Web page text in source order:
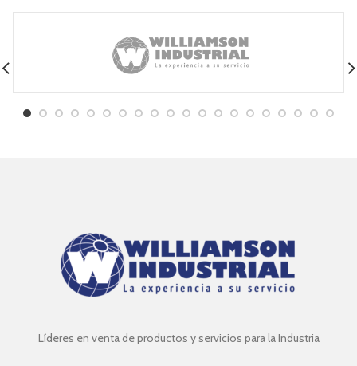
Líderes en venta de productos y servicios para la Industria